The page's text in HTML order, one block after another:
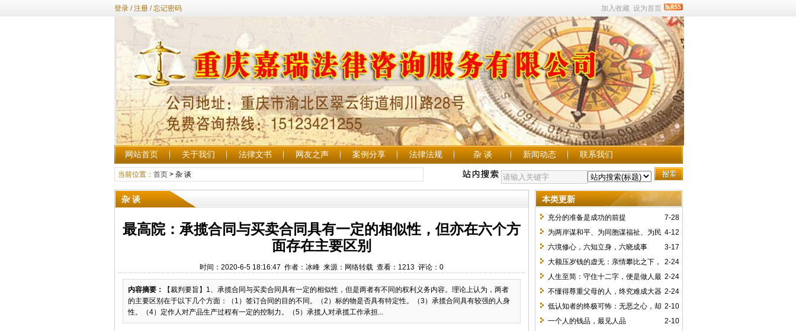
登录/注册/忘记密码 加入收藏 设为首页
网站首页 关于我们 法律文书 网友之声 案例分享 法律法规 杂 谈 新闻动态 联系我们
当前位置： 首页> 杂 谈
杂 谈
最高院：​承揽合同与买卖合同具有一定的相似性，但亦在六个方
面存在主要区别
时间：2020-6-5 18:16:47 作者：冰峰 来源：网络转载 查看：1213 评论：0
内容摘要：
【裁判要旨】1、承揽合同与买卖合同具有一定的相似性，但是两者有不同的权利义务内容。理论上认为，两者
的主要区别在于以下几个方面：（1）签订合同的目的不同。（2）标的物是否具有特定性。（3）承揽合同具有较强的人身
性。（4）定作人对产品生产过程有一定的控制力。（5）承揽人对承揽工作承担...
本类更新
7-28
充分的准备是成功的前提
4-12
为两岸谋和平、为同胞谋福祉、为民
族谋复兴 ——读习近平总书记会见中国国
民党主席郑丽文重要讲话有感
3-17
六境修心，六知立身，六晓成事
2-24
大额压岁钱的虚无：亲情攀比之下，
毁了孩子，何来意义？
2-24
人生至简：守住十二字，便是做人最
高境界
2-24
不懂得尊重父母的人，终究难成大器
2-10
低认知者的终极可怖：无恶之心，却
有毁人之能
2-10
一个人的钱品，最见人品